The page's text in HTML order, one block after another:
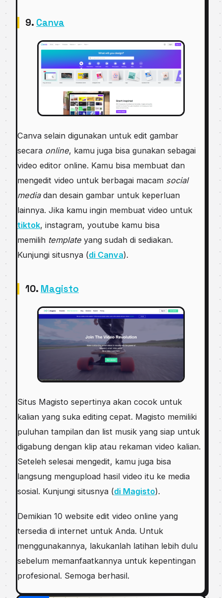
9. Canva
Canva selain digunakan untuk edit gambar
secara online, kamu juga bisa gunakan sebagai
video editor online. Kamu bisa membuat dan
mengedit video untuk berbagai macam social
mediadan desain gambar untuk keperluan
lainnya. Jika kamu ingin membuat video untuk
tiktok, instagram, youtube kamu bisa
memilih template yang sudah di sediakan.
Kunjungi situsnya (di Canva).
10. Magisto
Situs Magisto sepertinya akan cocok untuk
kalian yang suka editing cepat. Magisto memiliki
puluhan tampilan dan list musik yang siap untuk
digabung dengan klip atau rekaman video kalian.
Seteleh selesai mengedit, kamu juga bisa
langsung mengupload hasil video itu ke media
sosial. Kunjungi situsnya (di Magisto).
Demikian 10 website edit video online yang
tersedia di internet untuk Anda. Untuk
menggunakannya, lakukanlah latihan lebih dulu
sebelum memanfaatkannya untuk kepentingan
profesional. Semoga berhasil.